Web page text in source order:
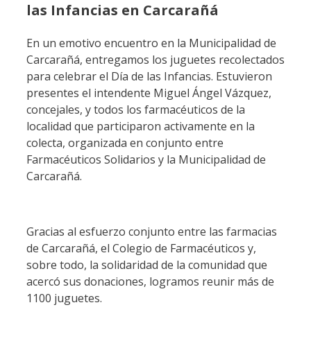
las Infancias en Carcarañá
En un emotivo encuentro en la Municipalidad de
Carcarañá, entregamos los juguetes recolectados
para celebrar el Día de las Infancias. Estuvieron
presentes el intendente Miguel Ángel Vázquez,
concejales, y todos los farmacéuticos de la
localidad que participaron activamente en la
colecta, organizada en conjunto entre
Farmacéuticos Solidarios y la Municipalidad de
Carcarañá.
Gracias al esfuerzo conjunto entre las farmacias
de Carcarañá, el Colegio de Farmacéuticos y,
sobre todo, la solidaridad de la comunidad que
acercó sus donaciones, logramos reunir más de
1100 juguetes.